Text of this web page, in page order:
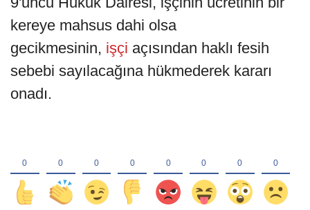
kereye mahsus dahi olsa
gecikmesinin, işçi açısından haklı fesih
sebebi sayılacağına hükmederek kararı
onadı.